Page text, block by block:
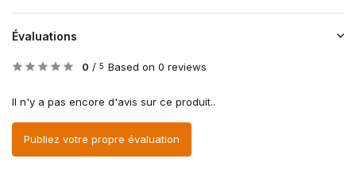
Évaluations
0 / 5 Based on 0 reviews
Il n'y a pas encore d'avis sur ce produit..
Publiez votre propre évaluation